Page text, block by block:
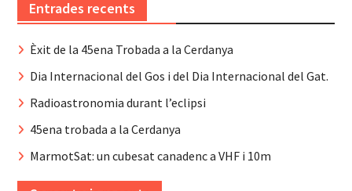
Entrades recents
Èxit de la 45ena Trobada a la Cerdanya
Dia Internacional del Gos i del Dia Internacional del Gat.
Radioastronomia durant l’eclipsi
45ena trobada a la Cerdanya
MarmotSat: un cubesat canadenc a VHF i 10m